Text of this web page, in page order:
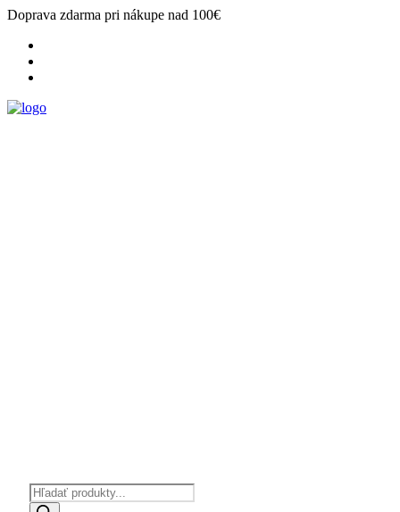
Doprava zdarma pri nákupe nad 100€
Products
search